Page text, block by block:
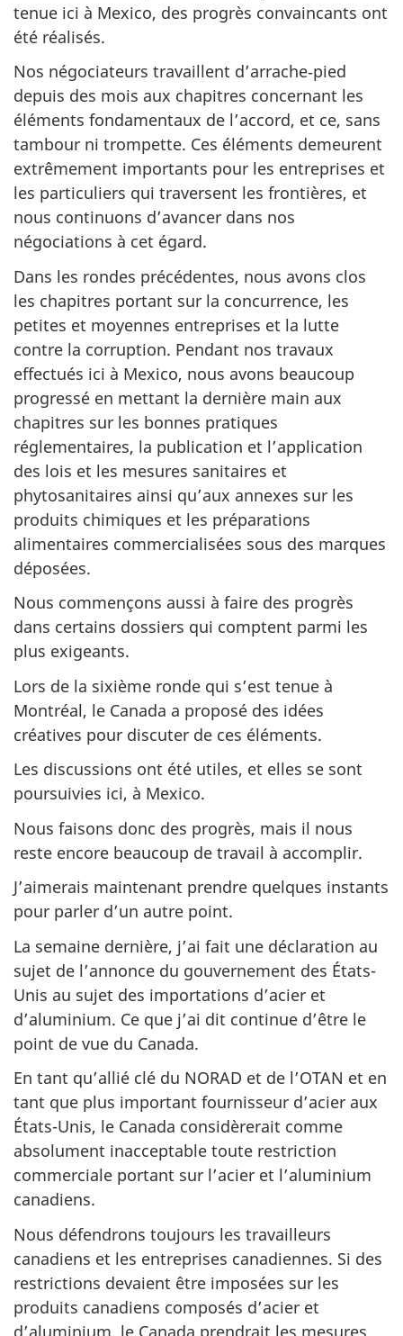
tenue ici à Mexico, des progrès convaincants ont
été réalisés.
Nos négociateurs travaillent d’arrache‑pied
depuis des mois aux chapitres concernant les
éléments fondamentaux de l’accord, et ce, sans
tambour ni trompette. Ces éléments demeurent
extrêmement importants pour les entreprises et
les particuliers qui traversent les frontières, et
nous continuons d’avancer dans nos
négociations à cet égard.
Dans les rondes précédentes, nous avons clos
les chapitres portant sur la concurrence, les
petites et moyennes entreprises et la lutte
contre la corruption. Pendant nos travaux
effectués ici à Mexico, nous avons beaucoup
progressé en mettant la dernière main aux
chapitres sur les bonnes pratiques
réglementaires, la publication et l’application
des lois et les mesures sanitaires et
phytosanitaires ainsi qu’aux annexes sur les
produits chimiques et les préparations
alimentaires commercialisées sous des marques
déposées.
Nous commençons aussi à faire des progrès
dans certains dossiers qui comptent parmi les
plus exigeants.
Lors de la sixième ronde qui s’est tenue à
Montréal, le Canada a proposé des idées
créatives pour discuter de ces éléments.
Les discussions ont été utiles, et elles se sont
poursuivies ici, à Mexico.
Nous faisons donc des progrès, mais il nous
reste encore beaucoup de travail à accomplir.
J’aimerais maintenant prendre quelques instants
pour parler d’un autre point.
La semaine dernière, j’ai fait une déclaration au
sujet de l’annonce du gouvernement des États-
Unis au sujet des importations d’acier et
d’aluminium. Ce que j’ai dit continue d’être le
point de vue du Canada.
En tant qu’allié clé du NORAD et de l’OTAN et en
tant que plus important fournisseur d’acier aux
États-Unis, le Canada considèrerait comme
absolument inacceptable toute restriction
commerciale portant sur l’acier et l’aluminium
canadiens.
Nous défendrons toujours les travailleurs
canadiens et les entreprises canadiennes. Si des
restrictions devaient être imposées sur les
produits canadiens composés d’acier et
d’aluminium, le Canada prendrait les mesures